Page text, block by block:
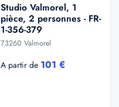
Studio Valmorel, 1
pièce, 2 personnes - FR-
1-356-379
73260 Valmorel
A partir de 101 €